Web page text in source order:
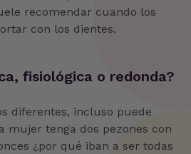
recomendar cuando los
con los dientes.
fisiológica o redonda?
diferentes, incluso puede
mujer tenga dos pezones con
¿por qué iban a ser todas